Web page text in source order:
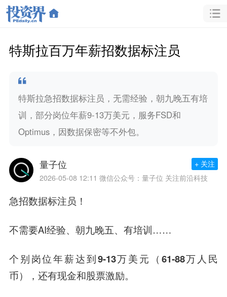
特斯拉百万年薪招数据标注员
特斯拉急招数据标注员，无需经验，朝九晚五有培
训，部分岗位年薪9-13万美元，服务FSD和
Optimus，因数据保密等不外包。
量子位
2026-05-08 12:11 微信公众号：量子位 关注前沿科技
+ 关注
急招数据标注员 ！
不需要AI经验、朝九晚五、有培训……
个别岗位年薪达到9-13万美元 （61-88万人民
币）
，还有现金和股票激励。